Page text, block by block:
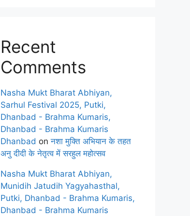
Recent
Comments
Nasha Mukt Bharat Abhiyan,
Sarhul Festival 2025, Putki,
Dhanbad - Brahma Kumaris,
Dhanbad - Brahma Kumaris
Dhanbad onनशा मुक्ति अभियान के तहत
अनु दीदी के नेतृत्व में सरहुल महोत्सव
Nasha Mukt Bharat Abhiyan,
Munidih Jatudih Yagyahasthal,
Putki, Dhanbad - Brahma Kumaris,
Dhanbad - Brahma Kumaris